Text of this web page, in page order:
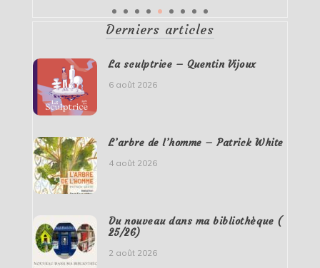
Derniers articles
La sculptrice – Quentin Vijoux
6 août 2026
L’arbre de l’homme – Patrick White
4 août 2026
Du nouveau dans ma bibliothèque (
25/26)
2 août 2026